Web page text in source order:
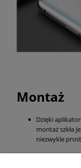
Montaż
Dzięki
montaż szkła
niezwykle